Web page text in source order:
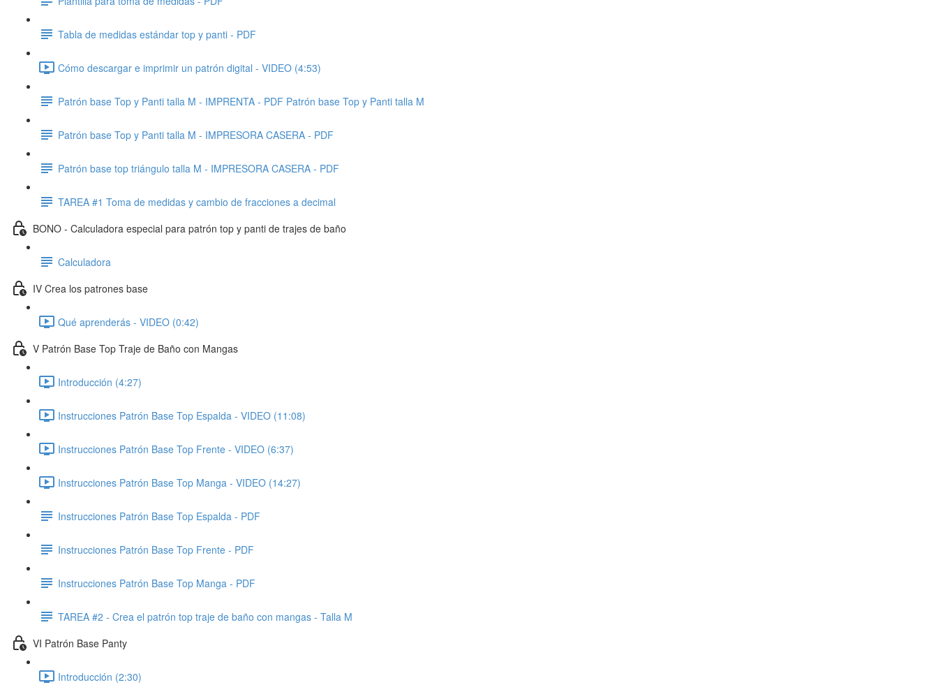
Tabla de medidas estándar top y panti - PDF
Cómo descargar e imprimir un patrón digital - VIDEO (4:53)
Patrón base Top y Panti talla M - IMPRENTA - PDF Patrón base Top y Panti talla M
Patrón base Top y Panti talla M - IMPRESORA CASERA - PDF
Patrón base top triángulo talla M - IMPRESORA CASERA - PDF
TAREA #1 Toma de medidas y cambio de fracciones a decimal
BONO - Calculadora especial para patrón top y panti de trajes de baño
Calculadora
IV Crea los patrones base
Qué aprenderás - VIDEO (0:42)
V Patrón Base Top Traje de Baño con Mangas
Introducción (4:27)
Instrucciones Patrón Base Top Espalda - VIDEO (11:08)
Instrucciones Patrón Base Top Frente - VIDEO (6:37)
Instrucciones Patrón Base Top Manga - VIDEO (14:27)
Instrucciones Patrón Base Top Espalda - PDF
Instrucciones Patrón Base Top Frente - PDF
Instrucciones Patrón Base Top Manga - PDF
TAREA #2 - Crea el patrón top traje de baño con mangas - Talla M
VI Patrón Base Panty
Introducción (2:30)